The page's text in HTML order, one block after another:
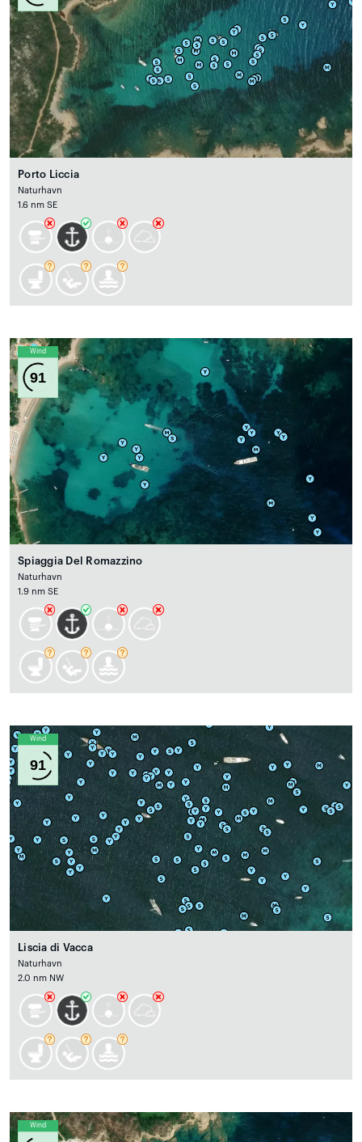
Porto Liccia
Naturhavn
1.6 nm SE
Wind
91
Spiaggia Del Romazzino
Naturhavn
1.9 nm SE
Wind
91
Liscia di Vacca
Naturhavn
2.0 nm NW
Wind